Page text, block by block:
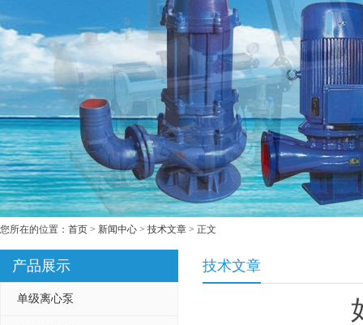
您所在的位置： 首页 > 新闻中心 > 技术文章 > 正文
产品展示
单级离心泵
技术文章